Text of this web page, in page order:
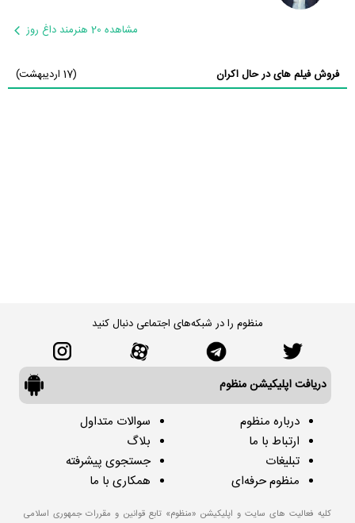
مشاهده 20 هنرمند داغ روز
فروش فیلم های در حال اکران (17 اردیبهشت)
منظوم را در شبکه‌های اجتماعی دنبال کنید
دریافت اپلیکیشن منظوم
درباره منظوم
ارتباط با ما
تبلیغات
منظوم حرفه‌ای
سوالات متداول
بلاگ
جستجوی پیشرفته
همکاری با ما
کلیه فعالیت های سایت و اپلیکیشن «منظوم» تابع قوانین و مقررات جمهوری اسلامی